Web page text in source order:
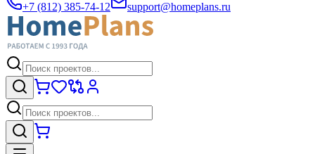
+7 (812) 385-74-12
support@homeplans.ru